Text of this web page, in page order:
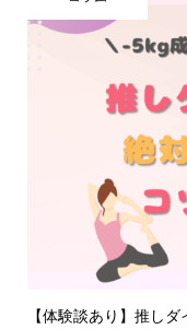
【体験談あり】推し